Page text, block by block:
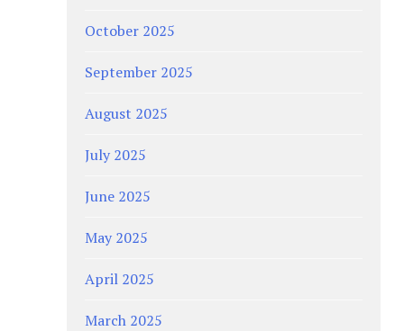
October 2025
September 2025
August 2025
July 2025
June 2025
May 2025
April 2025
March 2025